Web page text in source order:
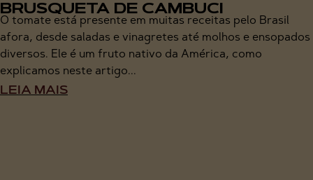
BRUSQUETA DE CAMBUCI
O tomate está presente em muitas receitas pelo Brasil
afora, desde saladas e vinagretes até molhos e ensopados
diversos. Ele é um fruto nativo da América, como
explicamos neste artigo...
LEIA MAIS